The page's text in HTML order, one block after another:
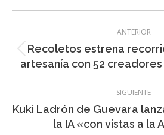
entre
entradas
ANTERIOR
Entrada
anterior:
Recoletos estrena
artesanía con 52
SIGUIENTE
Entrada
Kuki Ladrón de Guevara
la IA «con vistas a la